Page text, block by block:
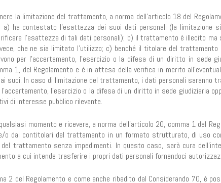
la limitazione del trattamento, a norma dell’articolo 18 del
ha contestato l’esattezza dei suoi dati personali (la limitazione
l’esattezza di tali dati personali); b) il trattamento è illecito ma
che ne sia limitato l’utilizzo; c) benché il titolare del trattamento
per l’accertamento, l’esercizio o la difesa di un diritto in sede
1, del Regolamento e è in attesa della verifica in merito
In caso di limitazione del trattamento, i dati personali saranno
l’esercizio o la difesa di un diritto in sede giudiziaria
di interesse pubblico rilevante.
momento e ricevere, a norma dell’articolo 20, comma 1 del
dai contitolari del trattamento in un formato strutturato, di uso
trattamento senza impedimenti. In questo caso, sarà cura
a cui intende trasferire i propri dati personali fornendoci
2 del Regolamento e come anche ribadito dal Considerando 70, è